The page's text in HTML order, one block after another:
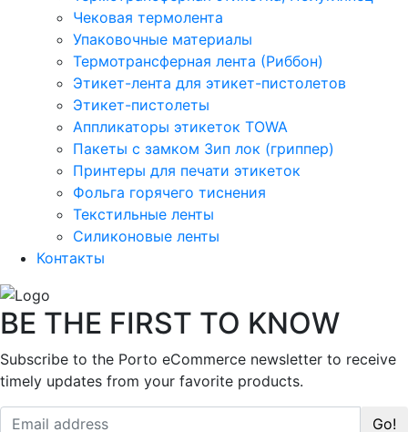
Чековая термолента
Упаковочные материалы
Термотрансферная лента (Риббон)
Этикет-лента для этикет-пистолетов
Этикет-пистолеты
Аппликаторы этикеток TOWA
Пакеты с замком Зип лок (гриппер)
Принтеры для печати этикеток
Фольга горячего тиснения
Текстильные ленты
Силиконовые ленты
Контакты
BE THE FIRST TO KNOW
Subscribe to the Porto eCommerce newsletter to receive
timely updates from your favorite products.